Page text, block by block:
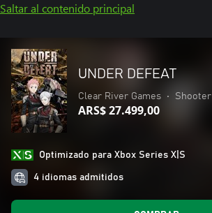
Saltar al contenido principal
UNDER DEFEAT
Clear River Games • Shooter
ARS$ 27.499,00
Optimizado para Xbox Series X|S
4 idiomas admitidos